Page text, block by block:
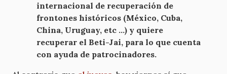
internacional de recuperación de
frontones históricos (México, Cuba,
China, Uruguay, etc ...) y quiere
recuperar el Beti-Jai, para lo que cuenta
con ayuda de patrocinadores.